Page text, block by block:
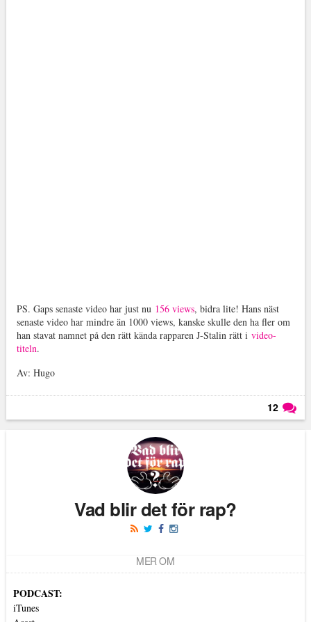
PS. Gaps senaste video har just nu 156 views, bidra lite! Hans näst
senaste video har mindre än 1000 views, kanske skulle den ha fler om
han stavat namnet på den rätt kända rapparen J-Stalin rätt i video-
titeln.
Av: Hugo
12
Vad blir det för rap?
MER OM
PODCAST:
iTunes